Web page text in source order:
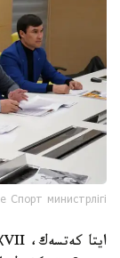
министрлігі